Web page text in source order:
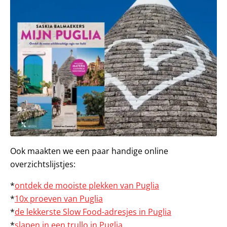
Ook maakten we een paar handige online
overzichtslijstjes:
*ontdek de mooiste plekken van Puglia
*10x proeven van Puglia
*de lekkerste Slow Food-adresjes in Puglia